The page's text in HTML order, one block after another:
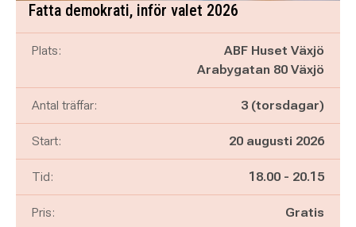
Fatta demokrati, inför valet 2026
Plats:
ABF Huset Växjö
Arabygatan 80 Växjö
Antal träffar: 3 (torsdagar)
Start: 20 augusti 2026
Tid: Pågår mellan
18.00 - och
20.15
Pris: Gratis